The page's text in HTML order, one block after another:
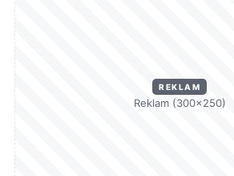
REKLAM
Reklam (300×250)